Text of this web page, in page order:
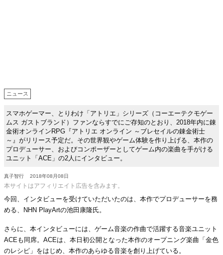
ニュース
スマホゲーマー、とりわけ「アトリエ」シリーズ（コーエーテクモゲー
ムス ガストブランド）ファンならすでにご存知のとおり、2018年内に錬
金術オンラインRPG『アトリエ オンライン ～ブレセイルの錬金術士
～』がリリース予定だ。その世界観やゲーム体験を作り上げる、本作の
プロデューサー、およびコンポーザーとしてゲーム内の楽曲を手がける
ユニット「ACE」の2人にインタビュー。
真子智行 2018年08月08日
本サイトはアフィリエイト広告を含みます。
今回、インタビューを受けていただいたのは、本作でプロデューサーを務
める、NHN PlayArtの池田康隆氏。
さらに、本インタビューには、ゲーム音楽の作曲で活躍する音楽ユニット
ACEも同席。ACEは、本日初公開となった本作のオープニング楽曲「金色
のレシピ」をはじめ、本作のあらゆる音楽を創り上げている。